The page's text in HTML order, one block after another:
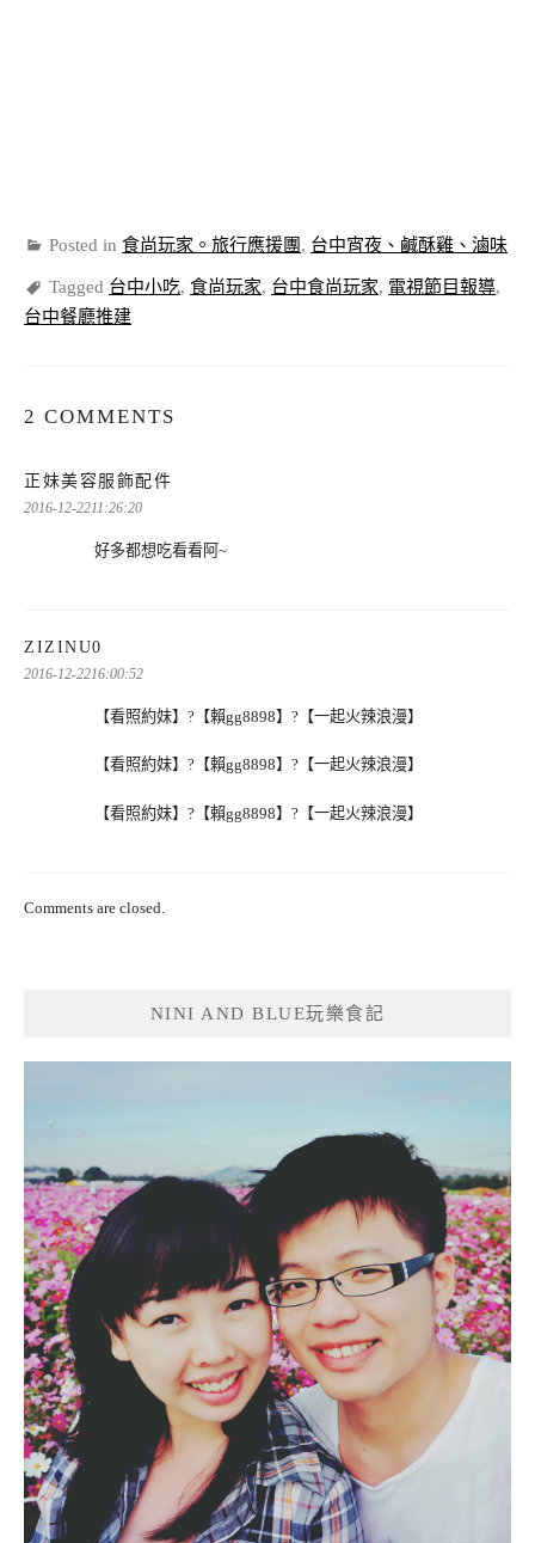
Posted in 食尚玩家。旅行應援團 , 台中宵夜、鹹酥雞、滷味
Tagged 台中小吃, 食尚玩家, 台中食尚玩家, 電視節目報導,
台中餐廳推建
2 COMMENTS
正妹美容服飾配件
2016-12-2211:26:20
好多都想吃看看阿~
ZIZINU0
示:
2016-12-2216:00:52
【看照約妹】?【賴gg8898】?【一起火辣浪漫】
【看照約妹】?【賴gg8898】?【一起火辣浪漫】
【看照約妹】?【賴gg8898】?【一起火辣浪漫】
Comments are closed.
NINI AND BLUE玩樂食記